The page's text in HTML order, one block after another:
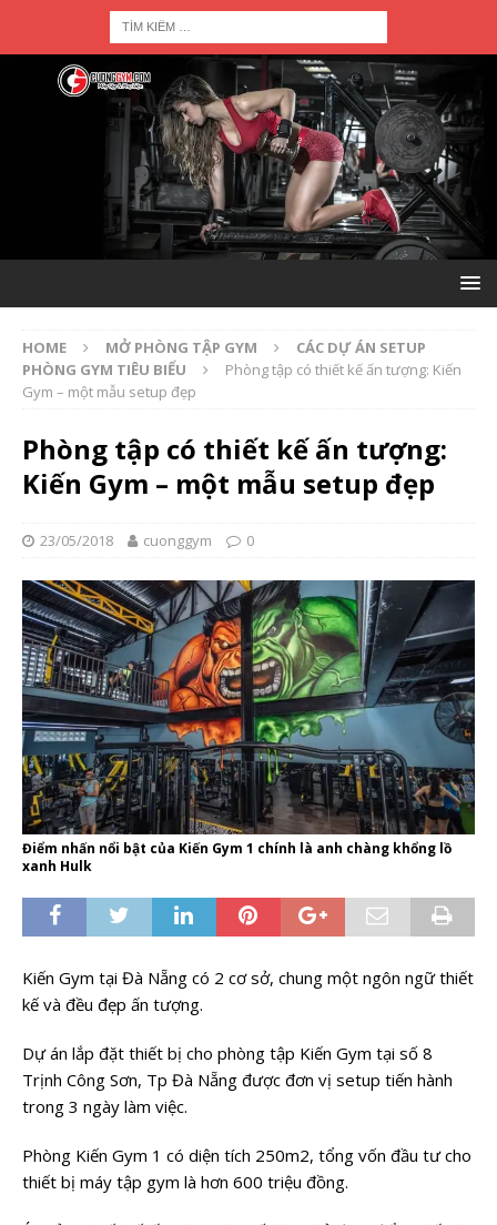
HOME MỞ PHÒNG TẬP GYM
CÁC DỰ ÁN SETUP
PHÒNG GYM TIÊU BIỂU
Phòng tập có thiết kế ấn tượng: Kiến
Gym – một mẫu setup đẹp
Phòng tập có thiết kế ấn tượng:
Kiến Gym – một mẫu setup đẹp
23/05/2018 cuonggym 0
Điểm nhấn nổi bật của Kiến Gym 1 chính là anh chàng khổng lồ
xanh Hulk
Kiến Gym tại Đà Nẵng có 2 cơ sở, chung một ngôn ngữ thiết
kế và đều đẹp ấn tượng.
Dự án lắp đặt thiết bị cho phòng tập Kiến Gym tại số 8
Trịnh Công Sơn, Tp Đà Nẵng được đơn vị setup tiến hành
trong 3 ngày làm việc.
Phòng Kiến Gym 1 có diện tích 250m2, tổng vốn đầu tư cho
thiết bị máy tập gym là hơn 600 triệu đồng.